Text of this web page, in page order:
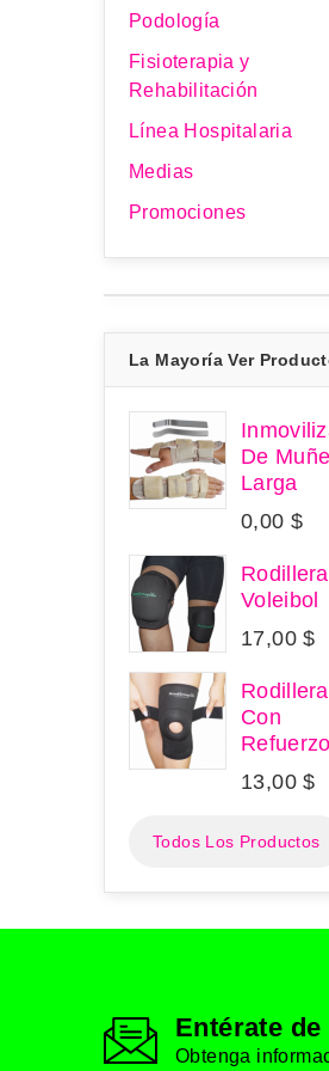
Podología
Fisioterapia y
Rehabilitación
Línea Hospitalaria
Medias
Promociones
La Mayoría Ver
De
Larga
0,00 $
Rodillera
Voleibol
17,00 $
Rodillera
Con
Refuerzo
13,00 $
Todos Los Productos
Entérate
Obtenga